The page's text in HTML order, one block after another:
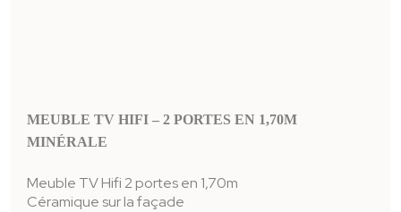
MEUBLE TV HIFI – 2 PORTES EN 1,70M
MINÉRALE
Meuble TV Hifi 2 portes en 1,70m
Céramique sur la façade